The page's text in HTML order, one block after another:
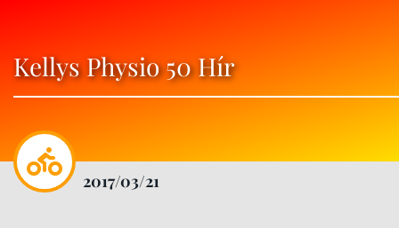
Kellys Physio 50 Hír
2017/03/21